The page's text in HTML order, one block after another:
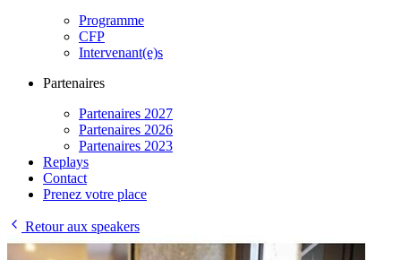
Programme
CFP
Intervenant(e)s
Partenaires
Partenaires 2027
Partenaires 2026
Partenaires 2023
Replays
Contact
Prenez votre place
Retour aux speakers